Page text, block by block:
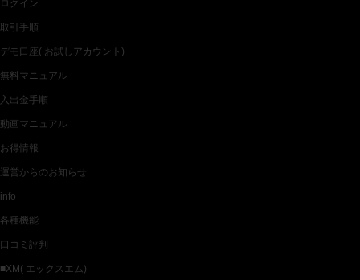
ログイン
取引手順
デモ口座( お試しアカウント)
無料マニュアル
入出金手順
動画マニュアル
お得情報
運営からのお知らせ
info
各種機能
口コミ評判
■XM( エックスエム)